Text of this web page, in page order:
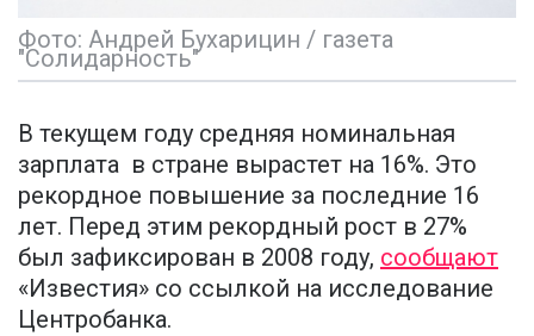
Фото: Андрей Бухарицин / газета
"Солидарность"
В текущем году средняя номинальная
зарплата в стране вырастет на 16%. Это
рекордное повышение за последние 16
лет. Перед этим рекордный рост в 27%
был зафиксирован в 2008 году, сообщают
«Известия» со ссылкой на исследование
Центробанка.